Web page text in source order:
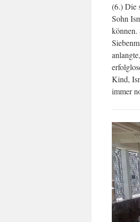
(6.) Die
Sohn
können.
Kind,
immer